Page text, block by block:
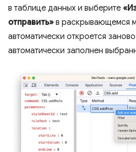
в таблице данных и выберите
отправить» в раскрывающемся
автоматически откроется
автоматически заполнен